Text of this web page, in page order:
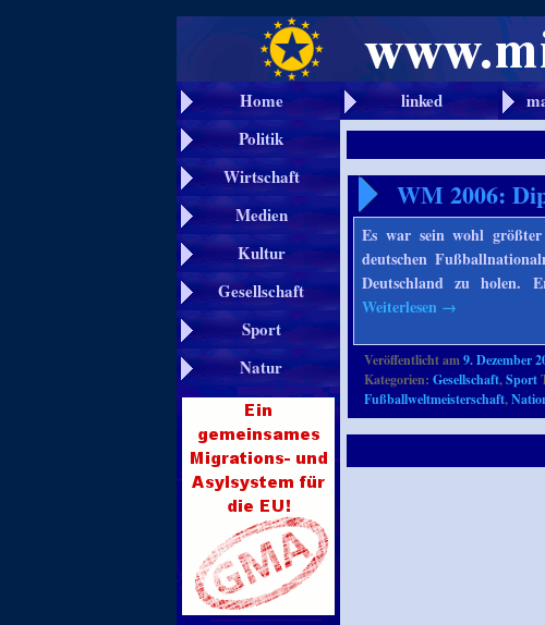
Home linked
Politik
Wirtschaft
Medien
Kultur
Gesellschaft
Sport
Natur
WM 2006:
Es war sein wohl
deutschen
Deutschland zu holen.
Weiterlesen →
Veröffentlicht am9. Dezember
Kategorien:Gesellschaft,Sport
Fußballweltmeisterschaft,